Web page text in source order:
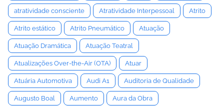
atratividade consciente Atratividade Interpessoal Atrito
Atrito estático Atrito Pneumático Atuação
Atuação Dramática Atuação Teatral
Atualizações Over-the-Air (OTA) Atuar
Atuária Automotiva Audi A1 Auditoria de Qualidade
Augusto Boal Aumento Aura da Obra